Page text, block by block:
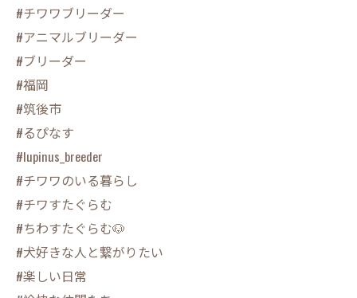
#チワワブリーダー
#アニマルブリーダー
#ブリーダー
#福岡
#筑後市
#るぴなす
#lupinus_breeder
#チワワのいる暮らし
#チワすたぐらむ
#ちわすたぐらむ🐶
#犬好きな人と繋がりたい
#楽しい日常